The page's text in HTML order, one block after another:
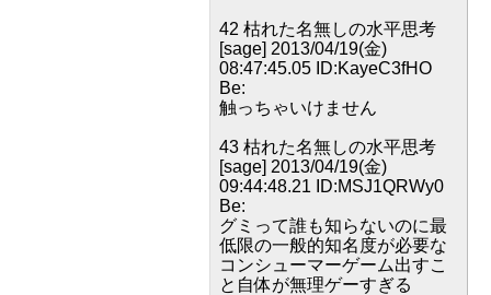
42 枯れた名無しの水平思考
[sage] 2013/04/19(金)
08:47:45.05 ID:KayeC3fHO
Be:
触っちゃいけません
43 枯れた名無しの水平思考
[sage] 2013/04/19(金)
09:44:48.21 ID:MSJ1QRWy0
Be:
グミって誰も知らないのに最
低限の一般的知名度が必要な
コンシューマーゲーム出すこ
と自体が無理ゲーすぎる